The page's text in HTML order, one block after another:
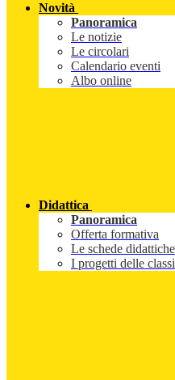
Novità
Panoramica
Le notizie
Le circolari
Calendario eventi
Albo online
Didattica
Panoramica
Offerta formativa
Le schede didattiche
I progetti delle classi